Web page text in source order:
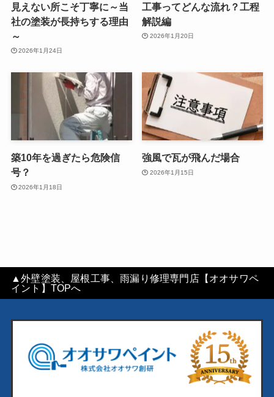
見えない所こそ丁寧に～当
社の塗装が長持ちする理由
～
2026年1月24日
工事ってどんな流れ？工程
解説編
2026年1月20日
築10年を過ぎたら危険信
号？
2026年1月18日
強風で瓦が飛んだ場合
2026年1月15日
▲外壁塗装、屋根工事、雨漏り修理専門店【オオサワペ
イント】TOPへ